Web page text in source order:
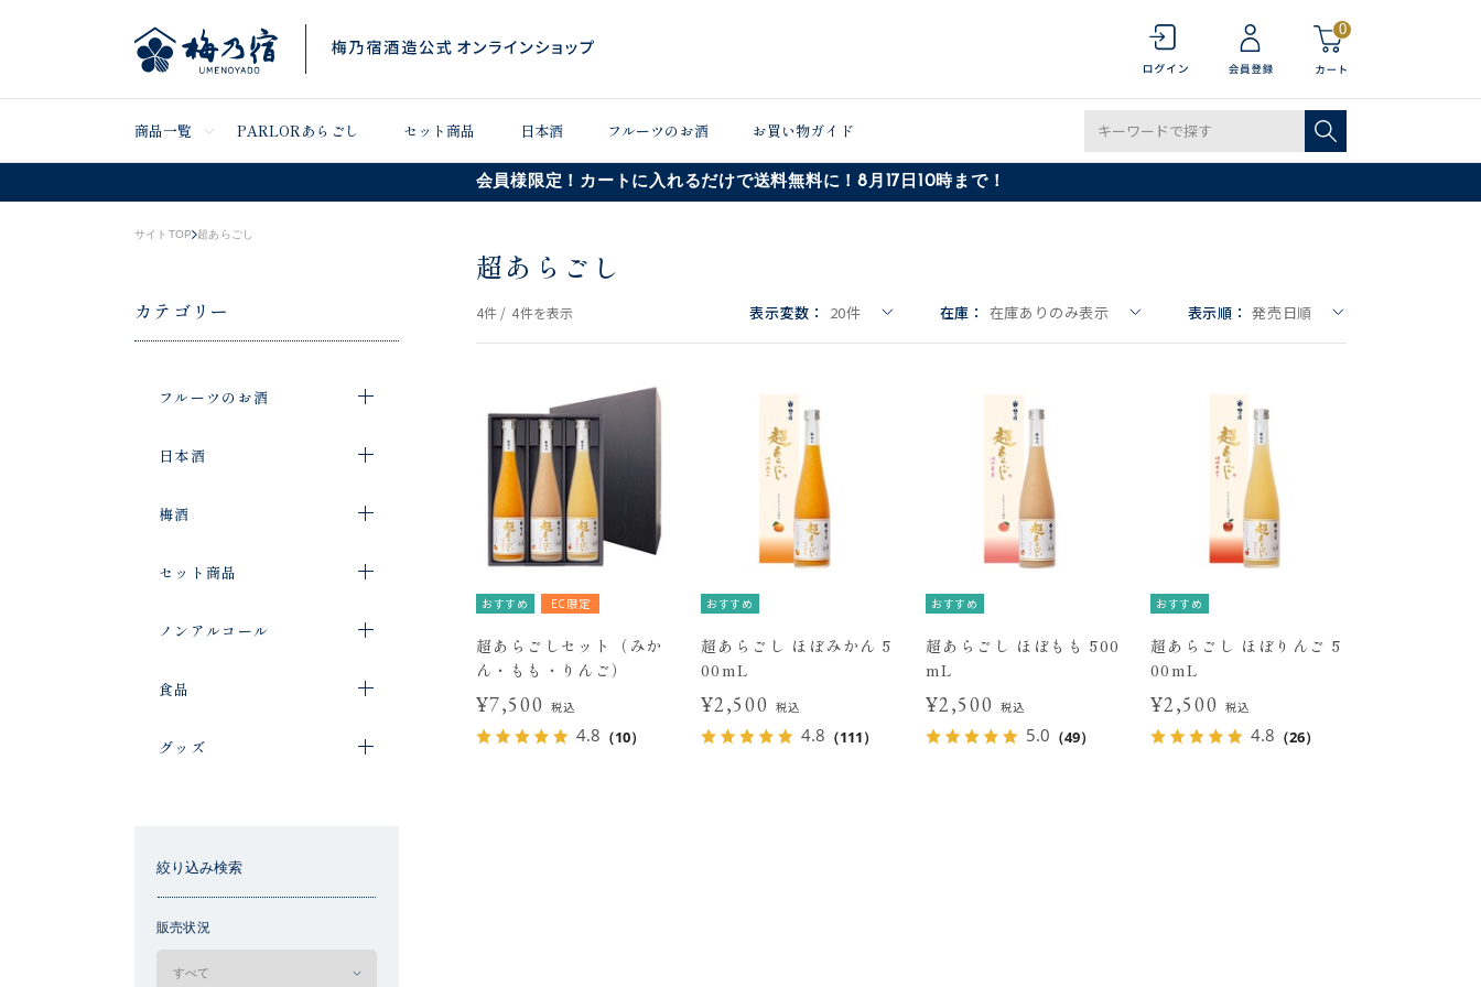
0
商品一覧 PARLORあらごし セット商品 日本酒 フルーツのお酒 お買い物ガイド
会員様限定！カートに入れるだけで送料無料に！8月17日10時まで！
サイトTOP 超あらごし
カテゴリー
フルーツのお酒
日本酒
梅酒
セット商品
ノンアルコール
食品
グッズ
絞り込み検索
販売状況
超あらごし
4件 / 4件を表示 表示変数： 20件 在庫： 在庫ありのみ表示 表示順： 発売日順
おすすめ EC限定
超あらごしセット（みか
ん・もも・りんご）
¥7,500 税込
4.8 （10）
おすすめ
超あらごし ほぼみかん 5
00mL
¥2,500 税込
4.8 （111）
おすすめ
超あらごし ほぼもも 500
mL
¥2,500 税込
5.0 （49）
おすすめ
超あらごし ほぼりんご 5
00mL
¥2,500 税込
4.8 （26）